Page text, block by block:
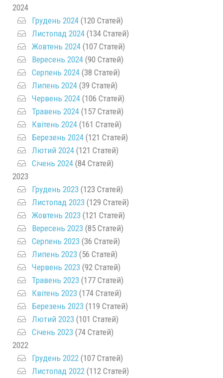
2024
Грудень 2024 (120 Статей)
Листопад 2024 (134 Статей)
Жовтень 2024 (107 Статей)
Вересень 2024 (90 Статей)
Серпень 2024 (38 Статей)
Липень 2024 (39 Статей)
Червень 2024 (106 Статей)
Травень 2024 (157 Статей)
Квітень 2024 (161 Статей)
Березень 2024 (121 Статей)
Лютий 2024 (121 Статей)
Січень 2024 (84 Статей)
2023
Грудень 2023 (123 Статей)
Листопад 2023 (129 Статей)
Жовтень 2023 (121 Статей)
Вересень 2023 (85 Статей)
Серпень 2023 (36 Статей)
Липень 2023 (56 Статей)
Червень 2023 (92 Статей)
Травень 2023 (177 Статей)
Квітень 2023 (174 Статей)
Березень 2023 (119 Статей)
Лютий 2023 (101 Статей)
Січень 2023 (74 Статей)
2022
Грудень 2022 (107 Статей)
Листопад 2022 (112 Статей)